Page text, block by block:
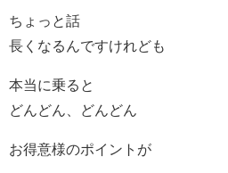
ちょっと話
長くなるんですけれども
本当に乗ると
どんどん、どんどん
お得意様のポイントが